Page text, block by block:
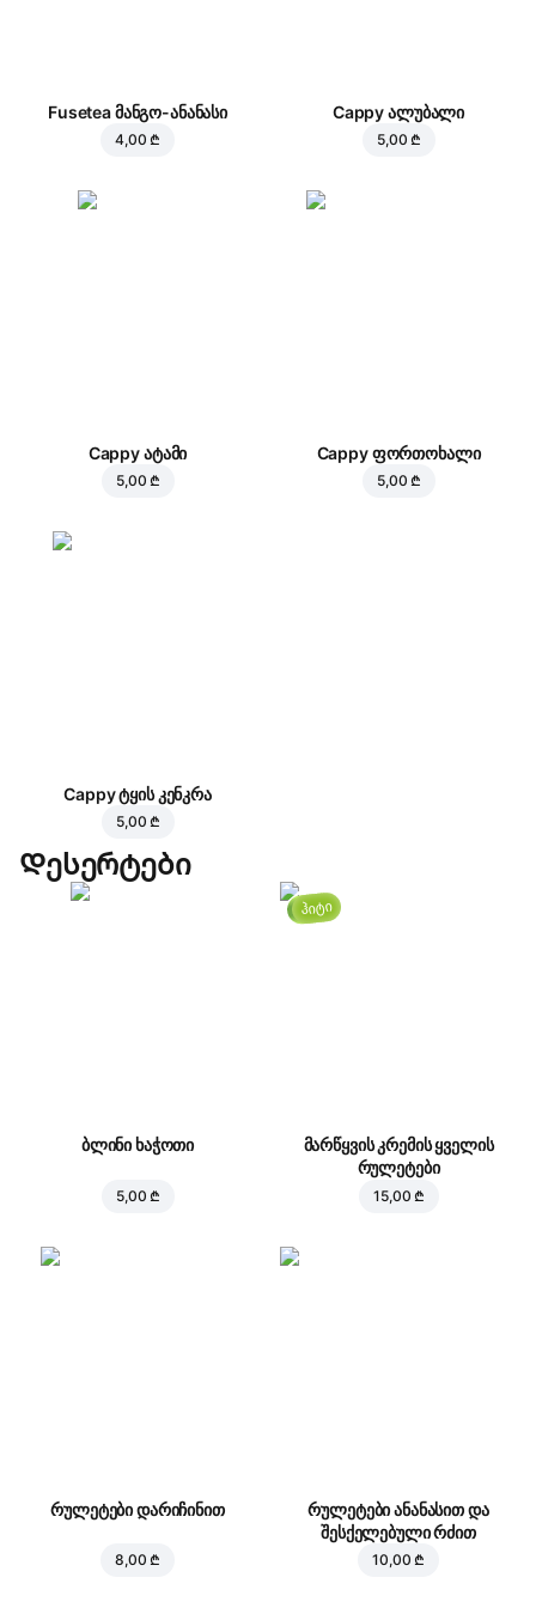
Fusetea მანგო-ანანასი
4,00 ₾
Cappy ალუბალი
5,00 ₾
Cappy ატამი
5,00 ₾
Cappy ფორთოხალი
5,00 ₾
Cappy ტყის კენკრა
5,00 ₾
Დესერტები
ბლინი ხაჭოთი
5,00 ₾
ჰიტი
მარწყვის კრემის ყველის
რულეტები
15,00 ₾
რულეტები დარიჩინით
8,00 ₾
რულეტები ანანასით და
შესქელებული რძით
10,00 ₾